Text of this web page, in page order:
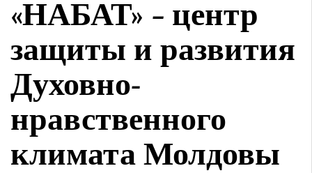
«НАБАТ» – центр
защиты и развития
Духовно-
нравственного
климата Молдовы